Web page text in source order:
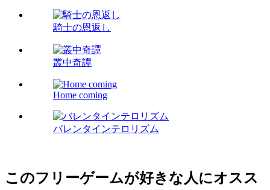
騎士の恩返し
叢中奇譚
Home coming
バレンタインテロリズム
このフリーゲームが好きな人にオスス